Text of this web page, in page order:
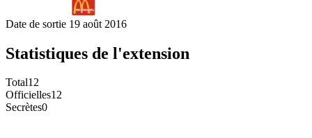
Date de sortie 19 août 2016
Statistiques de l'extension
Total12
Officielles12
Secrètes0